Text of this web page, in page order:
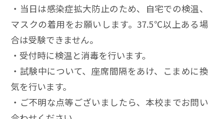
・当日は感染症拡大防止のため、自宅での検温、
マスクの着用をお願いします。37.5℃以上ある場
合は受験できません。
・受付時に検温と消毒を行います。
・試験中について、座席間隔をあけ、こまめに換
気を行います。
・ご不明な点等ございましたら、本校までお問い